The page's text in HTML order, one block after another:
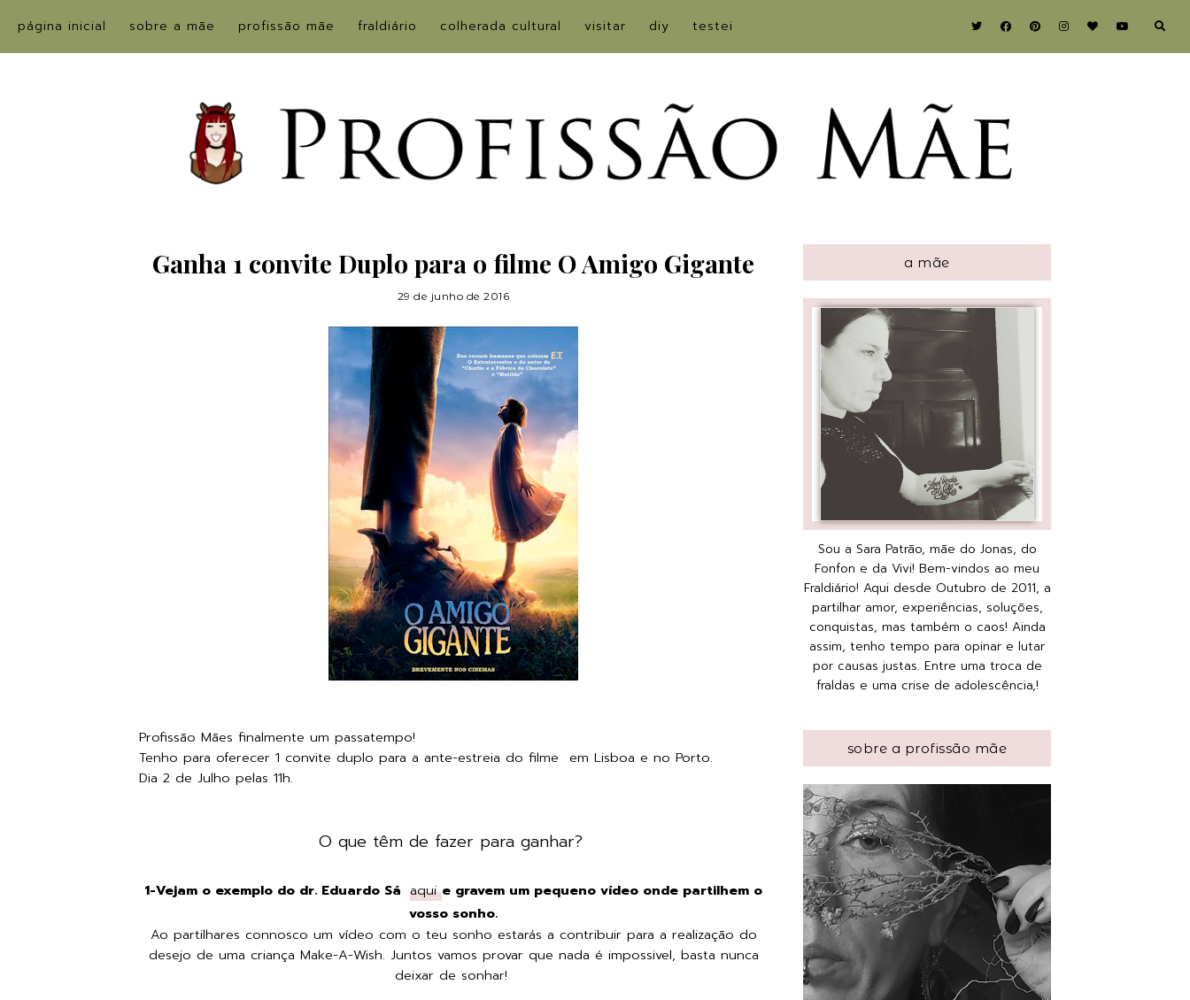
página inicial sobre a mãe profissão mãe fraldiário colherada cultural visitar diy testei
Ganha 1 convite Duplo para o filme O Amigo Gigante
29 de junho de 2016
Profissão Mães finalmente um passatempo!
Tenho para oferecer 1 convite duplo para a ante-estreia do filme em Lisboa e no Porto.
Dia 2 de Julho pelas 11h.
O que têm de fazer para ganhar?
1-Vejam o exemplo do dr. Eduardo Sá aquie gravem um pequeno vídeo onde partilhem o
vosso sonho.
Ao partilhares connosco um vídeo com o teu sonho estarás a contribuir para a realização do
desejo de uma criança Make-A-Wish. Juntos vamos provar que nada é impossivel, basta nunca
deixar de sonhar!
a mãe
Sou a Sara Patrão, mãe do Jonas, do
Fonfon e da Vivi! Bem-vindos ao meu
Fraldiário! Aqui desde Outubro de 2011, a
partilhar amor, experiências, soluções,
conquistas, mas também o caos! Ainda
assim, tenho tempo para opinar e lutar
por causas justas. Entre uma troca de
fraldas e uma crise de adolescência,!
sobre a profissão mãe